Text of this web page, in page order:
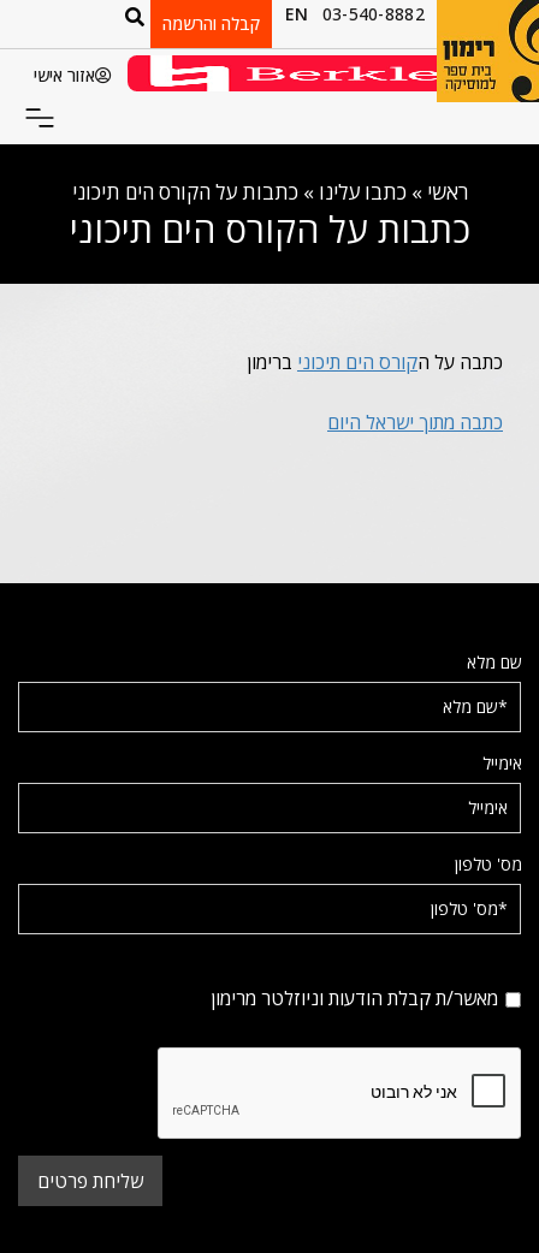
03-540-8882
EN קבלה והרשמה
אזור אישי
ראשי »כתבו עלינו »כתבות על הקורס הים תיכוני
כתבות על הקורס הים תיכוני
כתבה על הקורס הים תיכוני ברימון
כתבה מתוך ישראל היום
שם מלא
אימייל
מס' טלפון
מאשר/ת קבלת הודעות וניוזלטר מרימון